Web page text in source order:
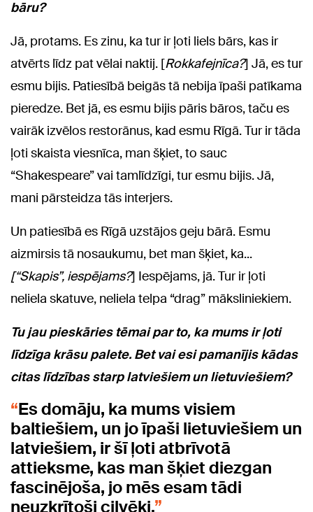
bāru?
Jā, protams. Es zinu, ka tur ir ļoti liels bārs, kas ir
atvērts līdz pat vēlai naktij. [Rokkafejnīca?] Jā, es tur
esmu bijis. Patiesībā beigās tā nebija īpaši patīkama
pieredze. Bet jā, es esmu bijis pāris bāros, taču es
vairāk izvēlos restorānus, kad esmu Rīgā. Tur ir tāda
ļoti skaista viesnīca, man šķiet, to sauc
“Shakespeare” vai tamlīdzīgi, tur esmu bijis. Jā,
mani pārsteidza tās interjers.
Un patiesībā es Rīgā uzstājos geju bārā. Esmu
aizmirsis tā nosaukumu, bet man šķiet, ka...
[“Skapis”, iespējams?] Iespējams, jā. Tur ir ļoti
neliela skatuve, neliela telpa “drag” māksliniekiem.
Tu jau pieskāries tēmai par to, ka mums ir ļoti
līdzīga krāsu palete. Bet vai esi pamanījis kādas
citas līdzības starp latviešiem un lietuviešiem?
Es domāju, ka mums visiem
baltiešiem, un jo īpaši lietuviešiem un
latviešiem, ir šī ļoti atbrīvotā
attieksme, kas man šķiet diezgan
fascinējoša, jo mēs esam tādi
neuzkrītoši cilvēki.